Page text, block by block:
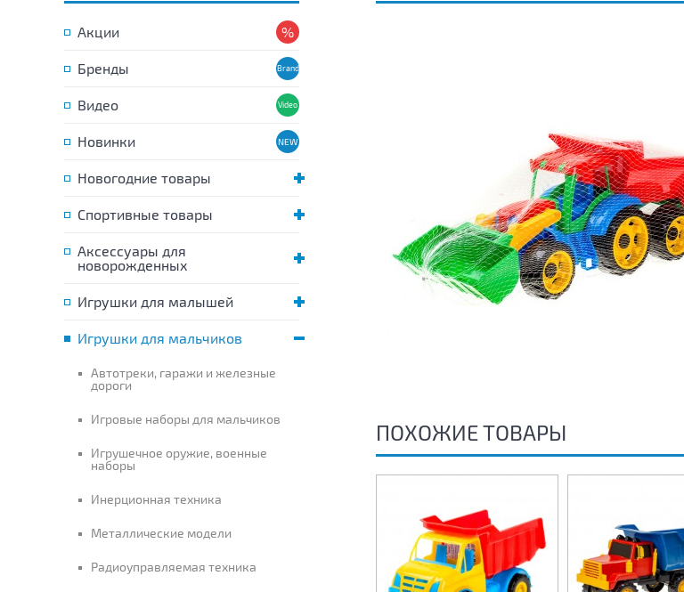
Акции
Бренды
Видео
Новинки
Новогодние товары
Спортивные товары
Аксессуары для
новорожденных
Игрушки для малышей
Игрушки для мальчиков
Автотреки, гаражи и железные
дороги
Игровые наборы для мальчиков
Игрушечное оружие, военные
наборы
Инерционная техника
Металлические модели
Радиоуправляемая техника
ПОХОЖИЕ ТОВАРЫ